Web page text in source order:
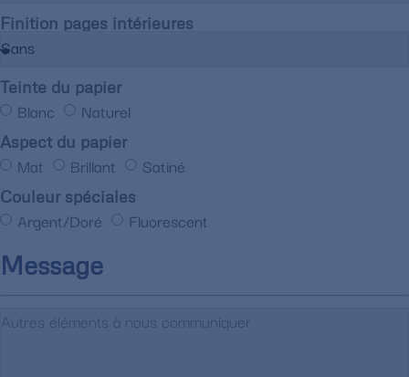
Finition pages intérieures
Teinte du papier
Blanc Naturel
Aspect du papier
Mat Brillant Satiné
Couleur spéciales
Argent/Doré Fluorescent
Message